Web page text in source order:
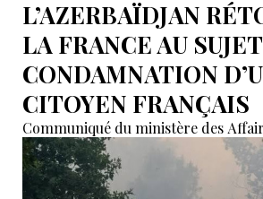
L’AZERBAÏDJAN
LA FRANCE AU
CONDAMNATION
CITOYEN FRANÇAIS
Communiqué du ministère des